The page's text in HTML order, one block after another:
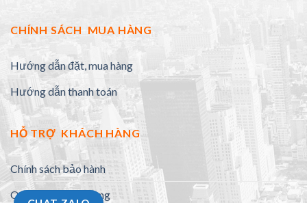
CHÍNH SÁCH MUA HÀNG
Hướng dẫn đặt, mua hàng
Hướng dẫn thanh toán
HỖ TRỢ KHÁCH HÀNG
Chính sách bảo hành
Quy định đổi trả hàng